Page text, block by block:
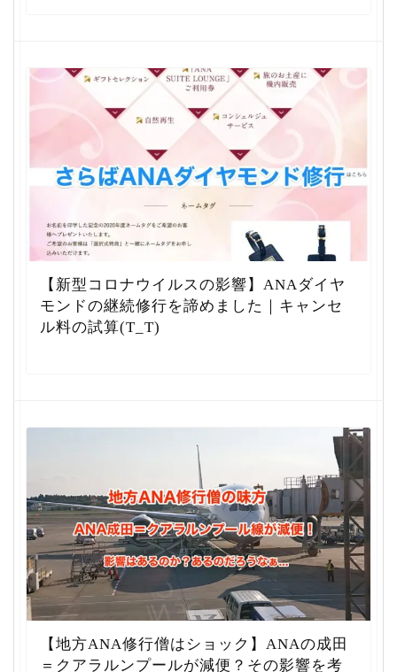
【新型コロナウイルスの影響】ANAダイヤ
モンドの継続修行を諦めました｜キャンセ
ル料の試算(T_T)
【地方ANA修行僧はショック】ANAの成田
＝クアラルンプールが減便？その影響を考